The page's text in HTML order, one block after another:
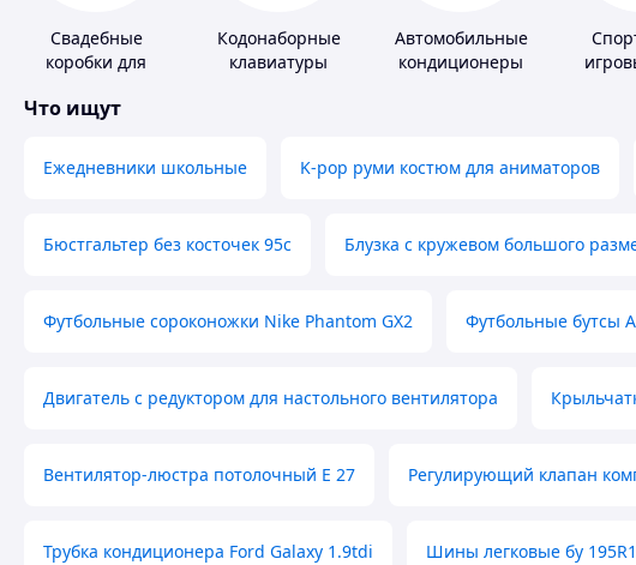
Свадебные
коробки для
Кодонаборные
клавиатуры
Автомобильные
кондиционеры
Что ищут
Ежедневники школьные K-pop руми костюм для аниматоров
Бюстгальтер без косточек 95с Блузка с кружевом большого
Футбольные сороконожки Nike Phantom GX2 Футбольные бутсы
Двигатель с редуктором для настольного вентилятора
Вентилятор-люстра потолочный E 27 Регулирующий клапан
Трубка кондиционера Ford Galaxy 1.9tdi Шины легковые бу